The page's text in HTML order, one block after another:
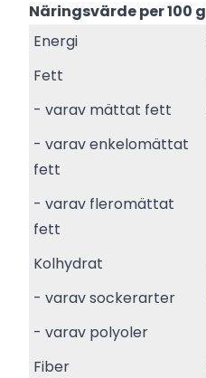
Näringsvärde per 100 g
Energi
Fett
- varav mättat fett
- varav enkelomättat
fett
- varav fleromättat
fett
Kolhydrat
- varav sockerarter
- varav polyoler
Fiber